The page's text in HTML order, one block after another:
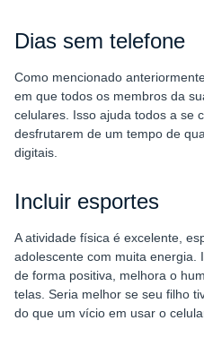
Dias sem telefone
Como mencionado
em que todos os membros da
celulares. Isso ajuda todos a se
desfrutarem de um tempo de
digitais.
Incluir esportes
A atividade física é excelente,
adolescente com muita energia.
de forma positiva, melhora o
telas. Seria melhor se seu filho
do que um vício em usar o